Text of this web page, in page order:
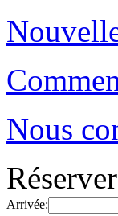
Nous
Réserver
Arrivée: